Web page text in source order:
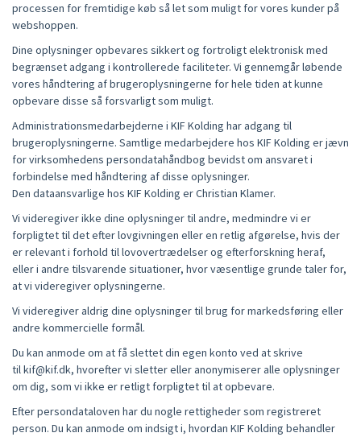
processen for fremtidige køb så let som muligt for vores kunder på
webshoppen.
Dine oplysninger opbevares sikkert og fortroligt elektronisk med
begrænset adgang i kontrollerede faciliteter. Vi gennemgår løbende
vores håndtering af brugeroplysningerne for hele tiden at kunne
opbevare disse så forsvarligt som muligt.
Administrationsmedarbejderne i KIF Kolding har adgang til
brugeroplysningerne. Samtlige medarbejdere hos KIF Kolding er jævn
for virksomhedens persondatahåndbog bevidst om ansvaret i
forbindelse med håndtering af disse oplysninger.
Den dataansvarlige hos KIF Kolding er Christian Klamer.
Vi videregiver ikke dine oplysninger til andre, medmindre vi er
forpligtet til det efter lovgivningen eller en retlig afgørelse, hvis der
er relevant i forhold til lovovertrædelser og efterforskning heraf,
eller i andre tilsvarende situationer, hvor væsentlige grunde taler for,
at vi videregiver oplysningerne.
Vi videregiver aldrig dine oplysninger til brug for markedsføring eller
andre kommercielle formål.
Du kan anmode om at få slettet din egen konto ved at skrive
tilkif@kif.dk, hvorefter vi sletter eller anonymiserer alle oplysninger
om dig, som vi ikke er retligt forpligtet til at opbevare.
Efter persondataloven har du nogle rettigheder som registreret
person. Du kan anmode om indsigt i, hvordan KIF Kolding behandler